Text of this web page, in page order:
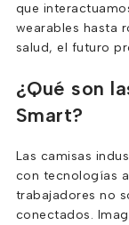
que
wearables hasta
salud, el futuro
¿Qué son
Smart?
Las camisas
con tecnologías
trabajadores no
conectados.